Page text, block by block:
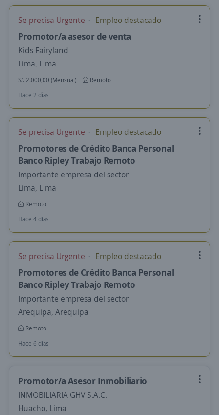
Se precisa Urgente Empleo destacado
Promotor/a asesor de venta
Kids Fairyland
Lima, Lima
S/. 2.000,00 (Mensual)
Remoto
Hace 2 días
Se precisa Urgente Empleo destacado
Promotores de Crédito Banca Personal
Banco Ripley Trabajo Remoto
Importante empresa del sector
Lima, Lima
Remoto
Hace 4 días
Se precisa Urgente Empleo destacado
Promotores de Crédito Banca Personal
Banco Ripley Trabajo Remoto
Importante empresa del sector
Arequipa, Arequipa
Remoto
Hace 6 días
Promotor/a Asesor Inmobiliario
INMOBILIARIA GHV S.A.C.
Huacho, Lima